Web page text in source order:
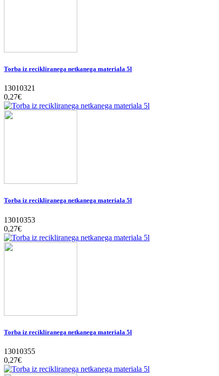
Torba iz recikliranega netkanega materiala 5l
13010321
0,27‎€
Torba iz recikliranega netkanega materiala 5l
13010353
0,27‎€
Torba iz recikliranega netkanega materiala 5l
13010355
0,27‎€